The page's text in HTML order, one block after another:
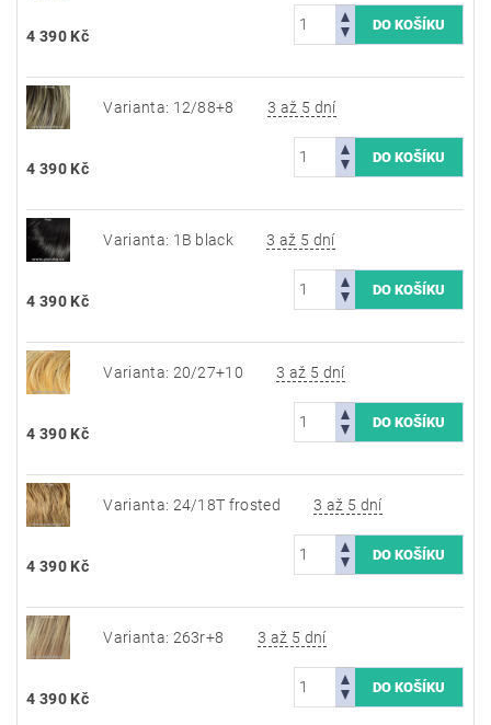
4 390 Kč
Varianta: 12/88+8 3 až 5 dní
4 390 Kč
Varianta: 1B black 3 až 5 dní
4 390 Kč
Varianta: 20/27+10 3 až 5 dní
4 390 Kč
Varianta: 24/18T frosted 3 až 5 dní
4 390 Kč
Varianta: 263r+8 3 až 5 dní
4 390 Kč